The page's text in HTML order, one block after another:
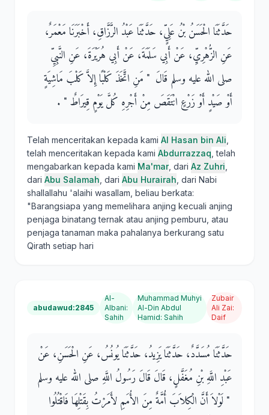
حَدَّثَنَا الْحَسَنُ بْنُ عَلِيٍّ، حَدَّثَنَا عَبْدُ الرَّزَّاقِ، أَخْبَرَنَا مَعْمَرٌ،
عَنِ الزُّهْرِيِّ، عَنْ أَبِي سَلَمَةَ، عَنْ أَبِي هُرَيْرَةَ، عَنِ النَّبِيِّ
صلى الله عليه وسلم قَالَ ‏ "‏ مَنِ اتَّخَذَ كَلْبًا إِلاَّ كَلْبَ مَاشِيَةٍ
أَوْ صَيْدٍ أَوْ زَرْعٍ انْتَقَصَ مِنْ أَجْرِهِ كُلَّ يَوْمٍ قِيرَاطٌ ‏"‏ ‏.‏
Telah menceritakan kepada kami Al Hasan bin Ali
telah menceritakan kepada kami Abdurrazzaq , telah
mengabarkan kepada kami Ma'mar, dari Az Zuhri
dari Abu Salamah , dari Abu Hurairah , dari Nabi
shallallahu 'alaihi wasallam, beliau berkata:
"Barangsiapa yang memelihara anjing kecuali anjing
penjaga binatang ternak atau anjing pemburu, atau
penjaga tanaman maka pahalanya berkurang satu
Qirath setiap hari
abudawud:2845
Al-
Albani:
Sahih
Muhammad Muhyi
Al-Din Abdul
Hamid: Sahih
Zubair
Ali Zai:
Daif
حَدَّثَنَا مُسَدَّدٌ، حَدَّثَنَا يَزِيدُ، حَدَّثَنَا يُونُسُ، عَنِ الْحَسَنِ، عَنْ
عَبْدِ اللَّهِ بْنِ مُغَفَّلٍ، قَالَ قَالَ رَسُولُ اللَّهِ صلى الله عليه وسلم
‏ "‏ لَوْلاَ أَنَّ الْكِلاَبَ أُمَّةٌ مِنَ الأُمَمِ لأَمَرْتُ بِقَتْلِهَا فَاقْتُلُوا